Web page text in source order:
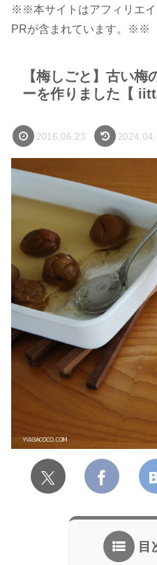
※※本サイトはアフィリエイ
PRが含まれています。※※
【梅しごと】古い梅
ーを作りました【
2016.06.23
目